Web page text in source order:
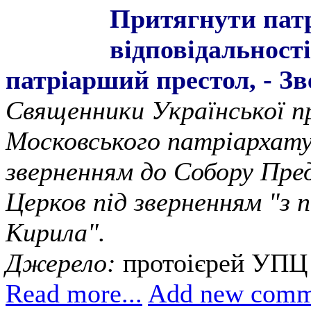
Притягнути
патріарший престол, -
Священники Української
Московського
зверненням до Собору
Церков під зверненням "з
Кирила".
Джерело: протоієрей
Read more... Add new